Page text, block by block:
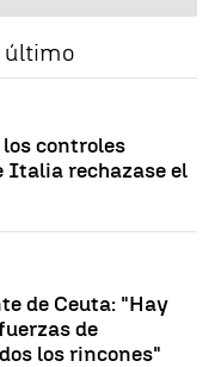
último
controles
Italia rechazase el
de Ceuta: "Hay
de
los rincones"